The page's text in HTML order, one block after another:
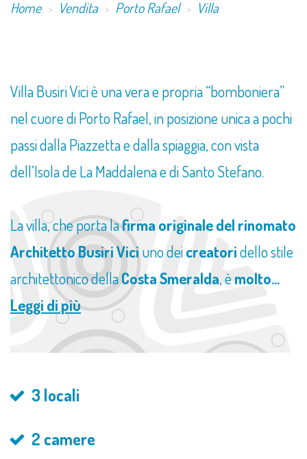
Home Vendita Porto Rafael Villa
​Villa Busiri Vici è una vera e propria “bomboniera”
nel cuore di Porto Rafael, in posizione unica a pochi
passi dalla Piazzetta e dalla spiaggia, con vista
dell’Isola de La Maddalena e di Santo Stefano.
La villa, che porta lafirma originale del rinomato
Architetto Busiri Viciuno deicreatoridello stile
architettonico dellaCosta Smeralda, èmolto...
Leggi di più
3 locali
2 camere